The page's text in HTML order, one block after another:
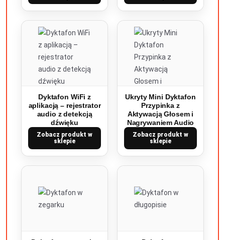
Dyktafon WiFi z
aplikacją – rejestrator
audio z detekcją
dźwięku
Zobacz produkt w
sklepie
Ukryty Mini Dyktafon
Przypinka z
Aktywacją Głosem i
Nagrywaniem Audio
Zobacz produkt w
sklepie